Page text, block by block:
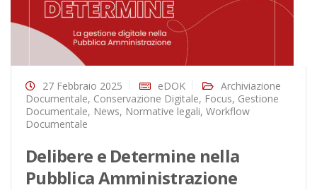
27 Febbraio 2025 eDOK
Archiviazione
Documentale, Conservazione Digitale, Focus, Gestione
Documentale, News, Normative legali, Workflow
Documentale
Delibere e Determine nella
Pubblica Amministrazione